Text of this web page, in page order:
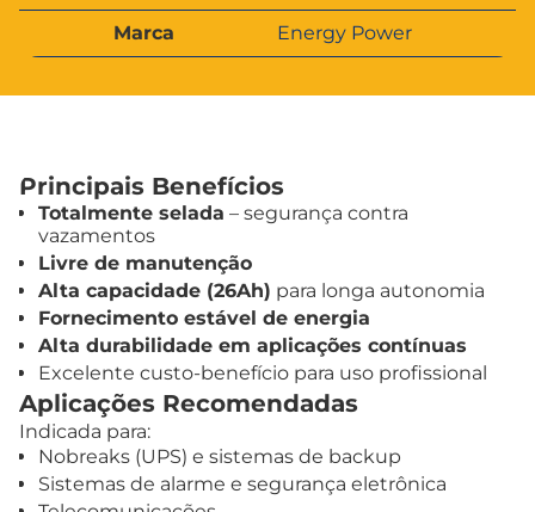
Marca Energy Power
Principais Benefícios
Totalmente selada – segurança contra
vazamentos
Livre de manutenção
Alta capacidade (26Ah) para longa autonomia
Fornecimento estável de energia
Alta durabilidade em aplicações contínuas
Excelente custo-benefício para uso profissional
Aplicações Recomendadas
Indicada para:
Nobreaks (UPS) e sistemas de backup
Sistemas de alarme e segurança eletrônica